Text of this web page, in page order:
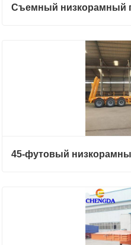
Съемный низкорамный
45-футовый